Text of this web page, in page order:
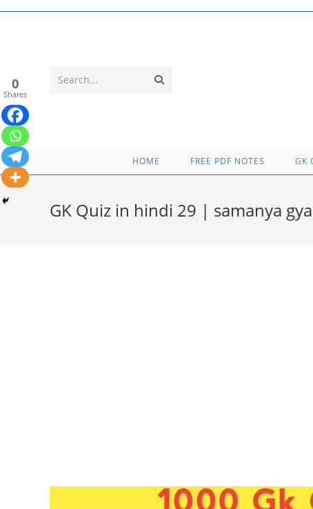
Skip
Search...
HOME FREE PDF NOTES GK
GK Quiz in hindi 29 | samanya
0
Shares